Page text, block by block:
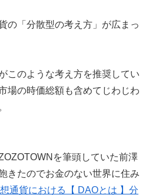
の「分散型の考え方」が広まっ
このような考え方を推奨してい
場の時価総額も含めてじわじわ
を筆頭していた前澤
きたのでお金のない世界に住み
通貨における【 DAOとは 】分